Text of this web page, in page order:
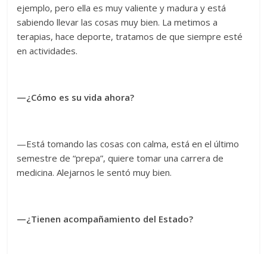
ejemplo, pero ella es muy valiente y madura y está
sabiendo llevar las cosas muy bien. La metimos a
terapias, hace deporte, tratamos de que siempre esté
en actividades.
—¿Cómo es su vida ahora?
—Está tomando las cosas con calma, está en el último
semestre de “prepa”, quiere tomar una carrera de
medicina. Alejarnos le sentó muy bien.
—¿Tienen acompañamiento del Estado?